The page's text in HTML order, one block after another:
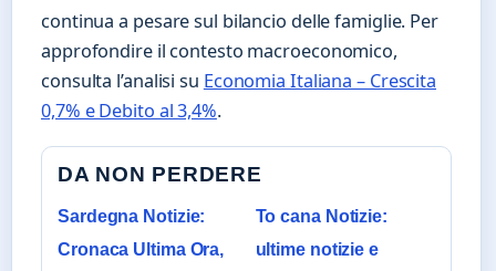
continua a pesare sul bilancio delle famiglie. Per
approfondire il contesto macroeconomico,
consulta l’analisi su Economia Italiana – Crescita
0,7% e Debito al 3,4%.
DA NON PERDERE
Sardegna Notizie:
Cronaca Ultima Ora,
To cana Notizie:
ultime notizie e